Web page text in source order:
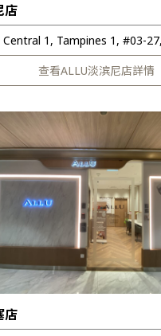
店
Central 1, Tampines 1, #03-
查看ALLU淡滨尼店詳情
店